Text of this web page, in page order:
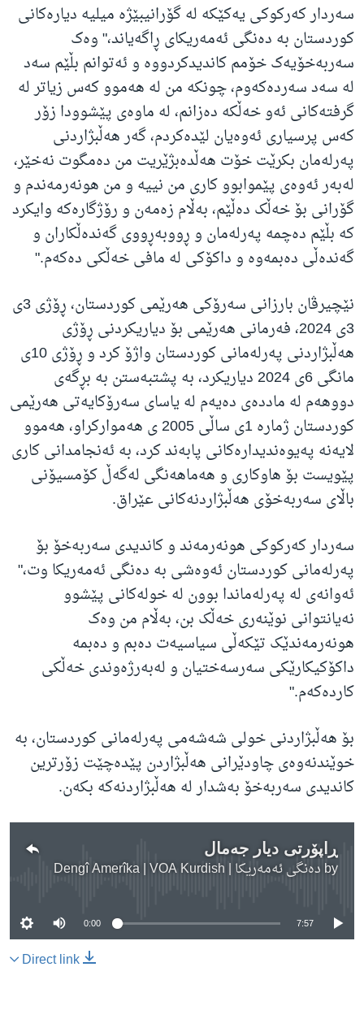
سەردار کەرکوکی یەکێکە لە گۆرانیبێژە میلیە دیارەکانی
کوردستان بە دەنگی ئەمەریکای ڕاگەیاند،" وەک
سەربەخۆیەک خۆمم کاندیدکردووە و ئەتوانم بڵێم سەد
لە سەد سەردەکەوم، چونکە من لە هەموو کەس زیاتر لە
گرفتەکانی ئەو خەڵکە دەزانم، لە ماوەی پێشوودا زۆر
کەس پرسیاری ئەوەیان لێدەکردم، گەر هەڵبژاردنی
پەرلەمان بکرێت خۆت هەڵدەبژێریت من دەمگوت نەخێر،
لەبەر ئەوەی پێموابوو کاری من نییە و من هونەرمەندم و
گۆرانی بۆ خەڵک دەڵێم، بەڵام زەمەن و رۆژگارەکە وایکرد
کە بڵێم دەچمە پەرلەمان و ڕووبەڕووی گەندەڵکاران و
گەندەڵی دەبمەوە و داکۆکی لە مافی خەڵکی دەکەم."
نێچیرڤان بارزانی سەرۆکی هەرێمی کوردستان، ڕۆژی 3ی
3ی 2024، فەرمانی هەرێمی بۆ دیاریکردنی ڕۆژی
هەڵبژاردنی پەرلەمانی کوردستان واژۆ کرد و ڕۆژی 10ی
مانگی 6ی 2024 دیاریکرد، بە پشتبەستن بە بڕگەی
دووهەم لە ماددەی دەیەم لە یاسای سەرۆکایەتی هەرێمی
کوردستان ژمارە 1ی ساڵی 2005 ی هەموارکراو، هەموو
لایەنە پەیوەندیدارەکانی پابەند کرد، بە ئەنجامدانی کاری
پێویست بۆ هاوکاری و هەماهەنگی لەگەڵ کۆمسیۆنی
باڵای سەربەخۆی هەڵبژاردنەکانی عێراق.
سەردار کەرکوکی هونەرمەند و کاندیدی سەربەخۆ بۆ
پەرلەمانی کوردستان ئەوەشی بە دەنگی ئەمەریکا وت،"
ئەوانەی لە پەرلەماندا بوون لە خولەکانی پێشوو
نەیانتوانی نوێنەری خەڵک بن، بەڵام من وەک
هونەرمەندێک تێکەڵی سیاسیەت دەبم و دەبمە
داکۆکیکارێکی سەرسەختیان و لەبەرژەوندی خەڵکی
کاردەکەم."
بۆ هەڵبژاردنی خولی شەشەمی پەرلەمانی کوردستان، بە
خوێندنەوەی چاودێرانی هەڵبژاردن پێدەچێت زۆرترین
کاندیدی سەربەخۆ بەشدار لە هەڵبژاردنەکە بکەن.
ڕاپۆرتی دیار جەمال
by دەنگی ئەمەریکا | Dengî Amerîka | VOA Kurdish
No media source currently available
0:00 7:57
Direct link